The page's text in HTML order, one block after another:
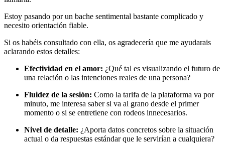
Estoy pasando por un bache sentimental bastante complicado y
necesito orientación fiable.
Si os habéis consultado con ella, os agradecería que me ayudarais
aclarando estos detalles:
Efectividad en el amor: ¿Qué tal es visualizando el futuro de
una relación o las intenciones reales de una persona?
Fluidez de la sesión: Como la tarifa de la plataforma va por
minuto, me interesa saber si va al grano desde el primer
momento o si se entretiene con rodeos innecesarios.
Nivel de detalle: ¿Aporta datos concretos sobre la situación
actual o da respuestas estándar que le servirían a cualquiera?